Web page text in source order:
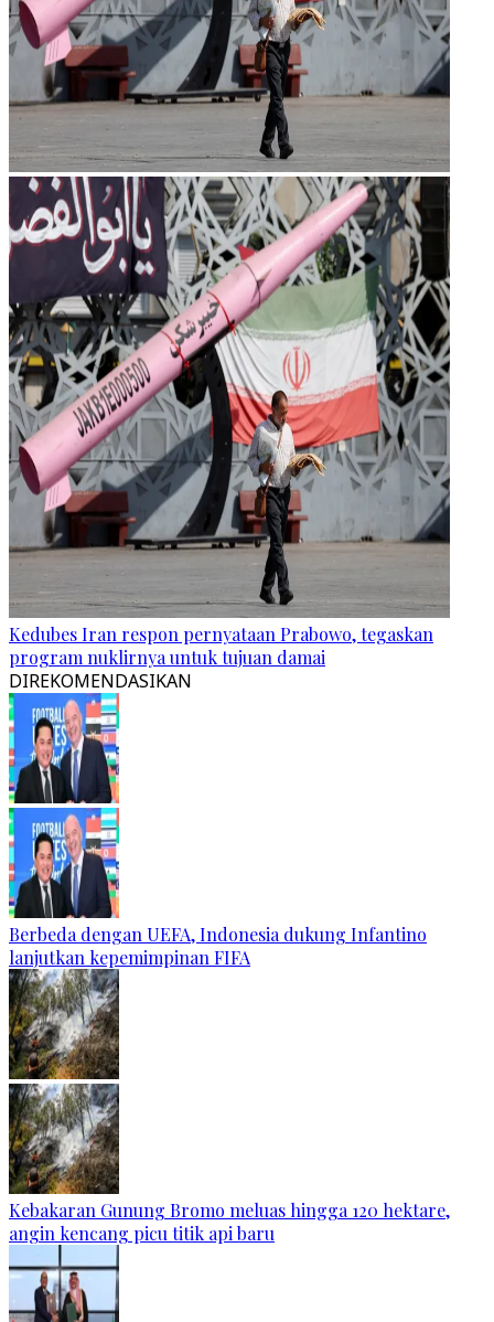
Kedubes Iran respon pernyataan Prabowo, tegaskan
program nuklirnya untuk tujuan damai
DIREKOMENDASIKAN
Berbeda dengan UEFA, Indonesia dukung Infantino
lanjutkan kepemimpinan FIFA
Kebakaran Gunung Bromo meluas hingga 120 hektare,
angin kencang picu titik api baru